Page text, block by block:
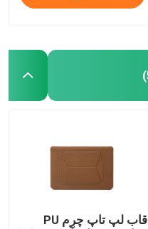
قاب لپ تاپ چرم PU